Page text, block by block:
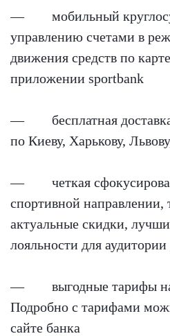
— мобильный
управлению счетами в
движения средств по
приложении sportbank
— бесплатная доставка
по Киеву, Харькову,
— четкая
спортивной направлении,
актуальные скидки,
лояльности для
— выгодные тарифы на
Подробно с тарифами
сайте банка